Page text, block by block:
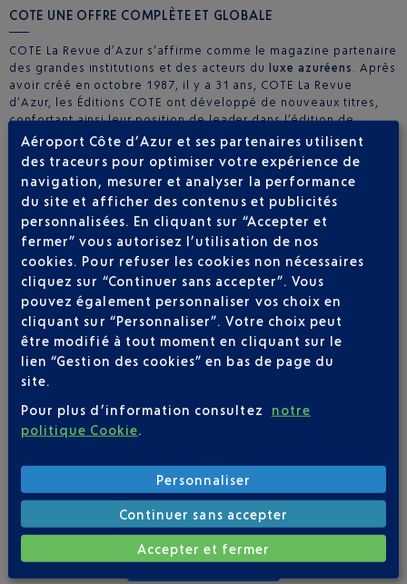
COTE UNE OFFRE COMPLÈTE ET GLOBALE
COTE La Revue d’Azur s’affirme comme le magazine partenaire
des grandes institutions et des acteurs du
luxe azuréens . Après
avoir créé en octobre 1987, il y a 31 ans, COTE La Revue
d’Azur, les Éditions COTE ont développé de nouveaux titres,
confortant ainsi leur position de leader dans l’édition de
magazines Art & Style de vie .
Plus d'informations
COTE UN ACTEUR MAJEUR DE L’ÉVÉNEMENTIEL HAUT DE
GAMME
Les Éditions COTE organisent régulièrement des événements
sur la Côte d’Azur , et notamment dessoirées co-branding, qui
mettent en relation diverses entreprises et leurs clients autour
d’un cocktail dînatoire dans deslieux d’exception.
COTE UN DÉVELOPPEMENT DIGITAL MAÎTRISÉ
Née en 2016, Week-End by COTE
est une newsletter
hebdomadaire proposant des activités pour chaque week-end
dans les domaines très variés comme la culture, les loisirs, la
même année, de nouvelles initiatives ont vu le jour sur les
réseaux sociaux : Facebook, Instagram et LinkedIn.
S'ABONNER À COTE
Aéroport Côte d’Azur et ses partenaires utilisent
des traceurs pour optimiser votre expérience de
navigation, mesurer et analyser la performance
du site et afficher des contenus et publicités
personnalisées. En cliquant sur “Accepter et
fermer” vous autorisez l’utilisation de nos
cookies. Pour refuser les cookies non nécessaires
cliquez sur “Continuer sans accepter”. Vous
pouvez également personnaliser vos choix en
cliquant sur “Personnaliser”. Votre choix peut
être modifié à tout moment en cliquant sur le
lien “Gestion des cookies” en bas de page du
site.
Pour plus d’information consultez
notre
politique Cookie.
Personnaliser
Continuer sans accepter
Accepter et fermer